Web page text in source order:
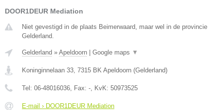
DOOR1DEUR Mediation
Niet gevestigd in de plaats Beimerwaard, maar wel in de provincie
Gelderland.
Gelderland » Apeldoorn Google maps ▼
Koninginnelaan 33 7315 BK Apeldoorn (Gelderland)
Tel: 06-48016036 , Fax: - , KvK: 50973525
E-mail › DOOR1DEUR Mediation